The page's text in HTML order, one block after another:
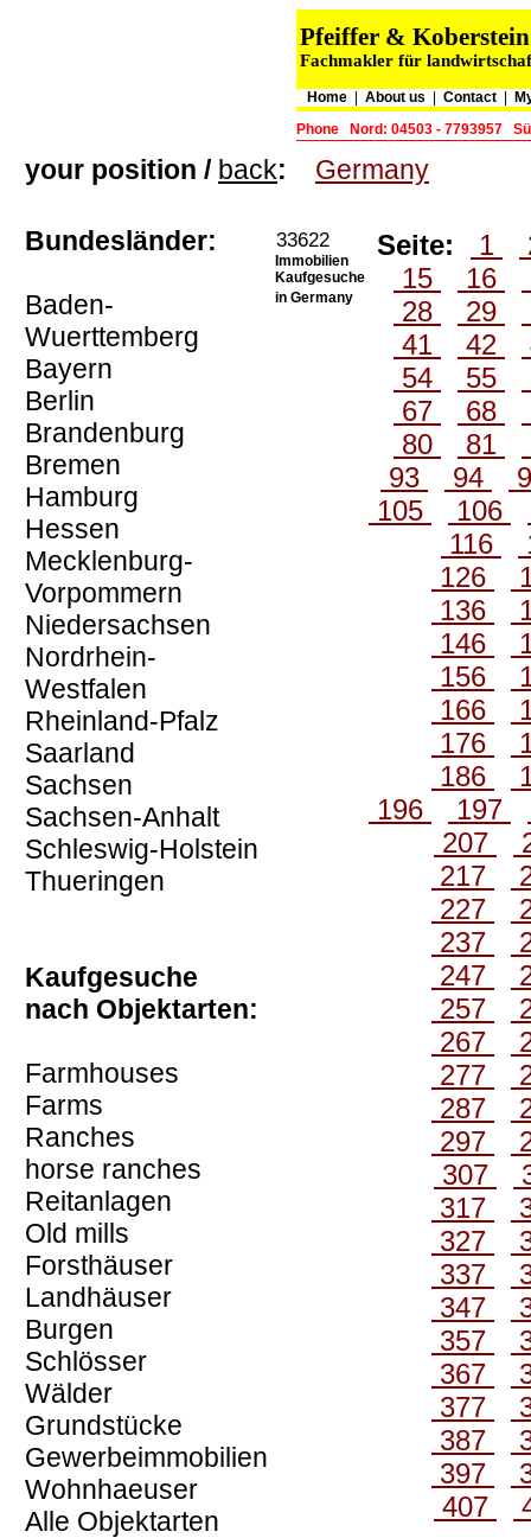
Pfeiffer &
Fachmakler für
Home| About us Contact|
Phone
Nord: 04503 - 7793957
your position / back: Germany
Bundesländer:
Baden-
Wuerttemberg
Bayern
Berlin
Brandenburg
Bremen
Hamburg
Hessen
Mecklenburg-
Vorpommern
Niedersachsen
Nordrhein-
Westfalen
Rheinland-Pfalz
Saarland
Sachsen
Sachsen-Anhalt
Schleswig-Holstein
Thueringen
Kaufgesuche
nach Objektarten:
Farmhouses
Farms
Ranches
horse ranches
Reitanlagen
Old mills
Forsthäuser
Landhäuser
Burgen
Schlösser
Wälder
Grundstücke
Gewerbeimmobilien
Wohnhaeuser
Alle Objektarten
33622
Immobilien
Kaufgesuche
in Germany
Seite: 1
15
16
28
29
41
42
54
55
67
68
80
81
93
94
105
106
116
126
136
146
156
166
176
186
196
197
207
217
227
237
247
257
267
277
287
297
307
317
327
337
347
357
367
377
387
397
407